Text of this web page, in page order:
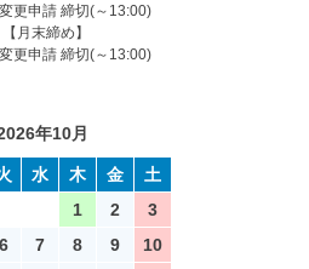
更申請 締切(～13:00)
月末締め】
更申請 締切(～13:00)
年10月
水 木 金
土
1
2
3
6 7 8 9
10